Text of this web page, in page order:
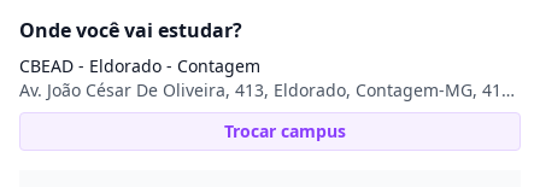
Onde você vai estudar?
CBEAD - Eldorado - Contagem
Av. João César De Oliveira, 413, Eldorado, Contagem-MG, 413, Eldorado, 32315-000, Contagem, MG
Trocar campus